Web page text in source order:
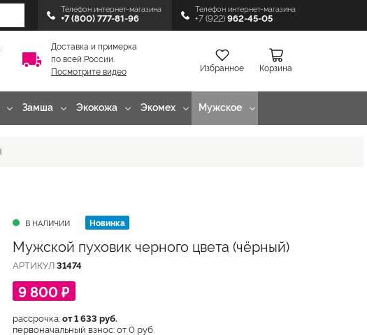
Телефон интернет-магазина
+7 (800) 777-81-96
Телефон интернет-магазина
+7 (922) 962-45-05
Доставка и примерка
по всей России.
Посмотрите видео
Избранное Корзина
Замша Экокожа Экомех Мужское
В НАЛИЧИИ Новинка
Мужской пуховик черного цвета (чёрный)
АРТИКУЛ31474
9 800 ₽
рассрочка:от 1 633 руб.
первоначальный взнос: от 0 руб.